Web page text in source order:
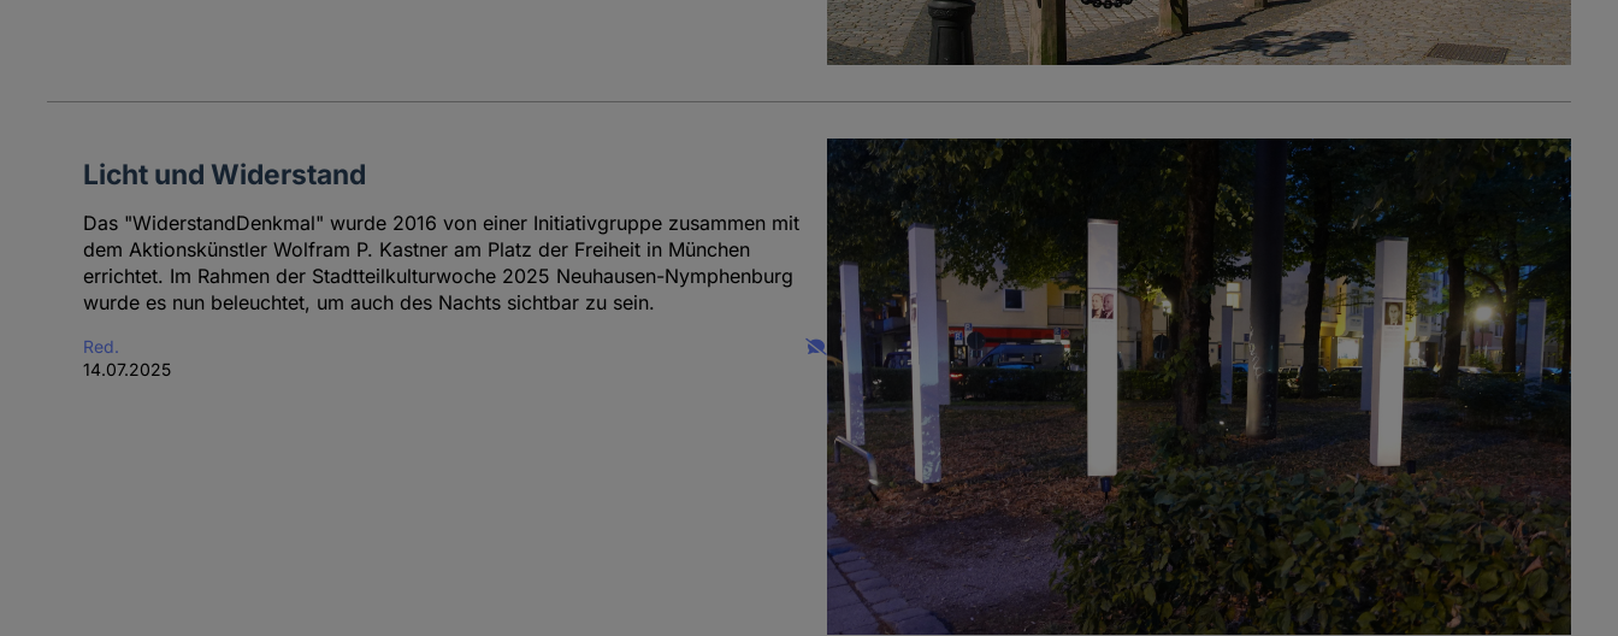
Licht und Widerstand
Das "WiderstandDenkmal" wurde 2016 von einer Initiativgruppe zusammen mit
dem Aktionskünstler Wolfram P. Kastner am Platz der Freiheit in München
errichtet. Im Rahmen der Stadtteilkulturwoche 2025 Neuhausen-Nymphenburg
wurde es nun beleuchtet, um auch des Nachts sichtbar zu sein.
Red.
14.07.2025